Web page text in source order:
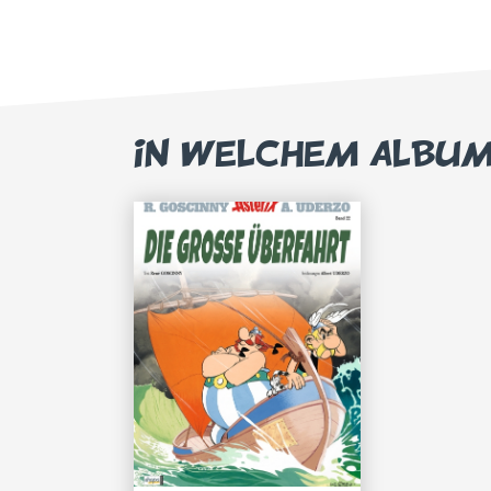
IN WELCHEM